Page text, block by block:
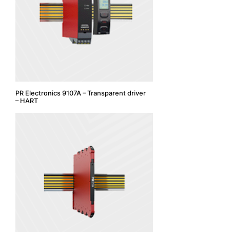
PR Electronics 9107A – Transparent driver
– HART